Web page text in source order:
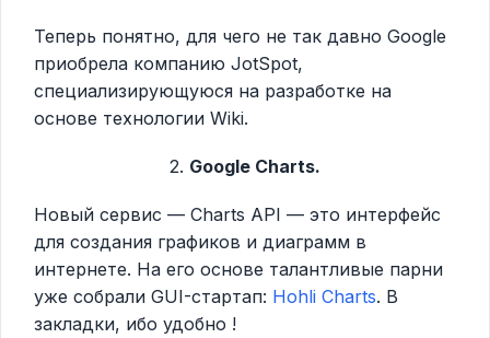
Теперь понятно, для чего не так давно Google
приобрела компанию JotSpot,
специализирующуюся на разработке на
основе технологии Wiki.
2. Google Charts.
Новый сервис — Charts API — это интерфейс
для создания графиков и диаграмм в
интернете. На его основе талантливые парни
уже собрали GUI-стартап: Hohli Charts. В
закладки, ибо удобно !